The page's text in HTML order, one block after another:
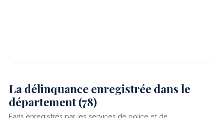
La délinquance enregistrée dans le
département (78)
Faits enregistrés par les services de police et de